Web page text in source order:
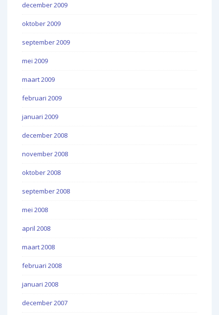
december 2009
oktober 2009
september 2009
mei 2009
maart 2009
februari 2009
januari 2009
december 2008
november 2008
oktober 2008
september 2008
mei 2008
april 2008
maart 2008
februari 2008
januari 2008
december 2007